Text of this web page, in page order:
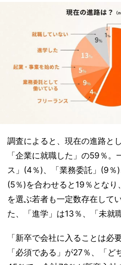
調査によると、現在の進路と
「企業に就職した」の59％
ス」(4％)、「業務委託」(9％)
(5％)を合わせると19％とな
を選ぶ若者も一定数存在して
た、「進学」は13％、「未就
「新卒で会社に入ることは必
「必須である」が27％、「